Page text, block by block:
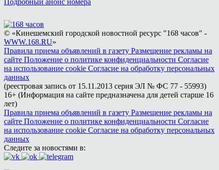
© «Кинешемский городской новостной ресурс "168 часов" -
WWW.168.RU»
Правила приема объявлений в газету Размещение рекламы на
сайте Положение о политике конфиденциальности Согласие
на использование cookie Согласие на обработку персональных
данных
(реестровая запись от 15.11.2013 серия ЭЛ № ФС 77 - 55993)
16+ (Информация на сайте предназначена для детей старше 16
лет)
Правила приема объявлений в газету Размещение рекламы на
сайте Положение о политике конфиденциальности Согласие
на использование cookie Согласие на обработку персональных
данных
Следите за новостями в: